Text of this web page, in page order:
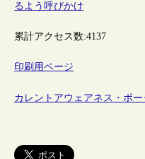
るよう呼びかけ
累計アクセス数:4137
印刷用ページ
カレントアウェアネス・ポー